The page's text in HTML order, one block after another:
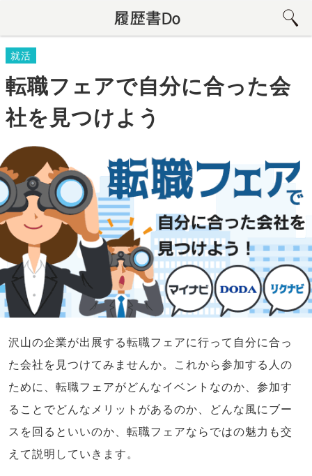
就活
転職フェアで自分に合った会
社を見つけよう
沢山の企業が出展する転職フェアに行って自分に合っ
た会社を見つけてみませんか。これから参加する人の
ために、転職フェアがどんなイベントなのか、参加す
ることでどんなメリットがあるのか、どんな風にブー
スを回るといいのか、転職フェアならではの魅力も交
えて説明していきます。